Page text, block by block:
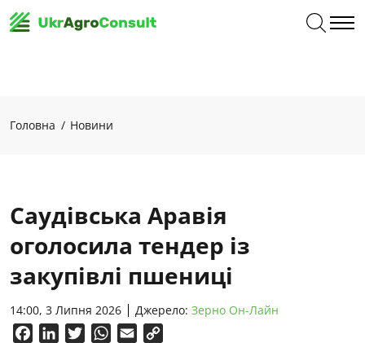
Головна Новини
Саудівська Аравія
оголосила тендер із
закупівлі пшениці
14:00, 3 Липня 2026 Джерело: Зерно Он-Лайн
FacebookLinkedInTwitterWhatsApp
Email